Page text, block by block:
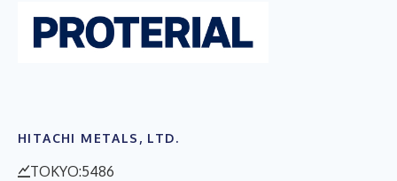
HITACHI METALS, LTD.
TOKYO:5486